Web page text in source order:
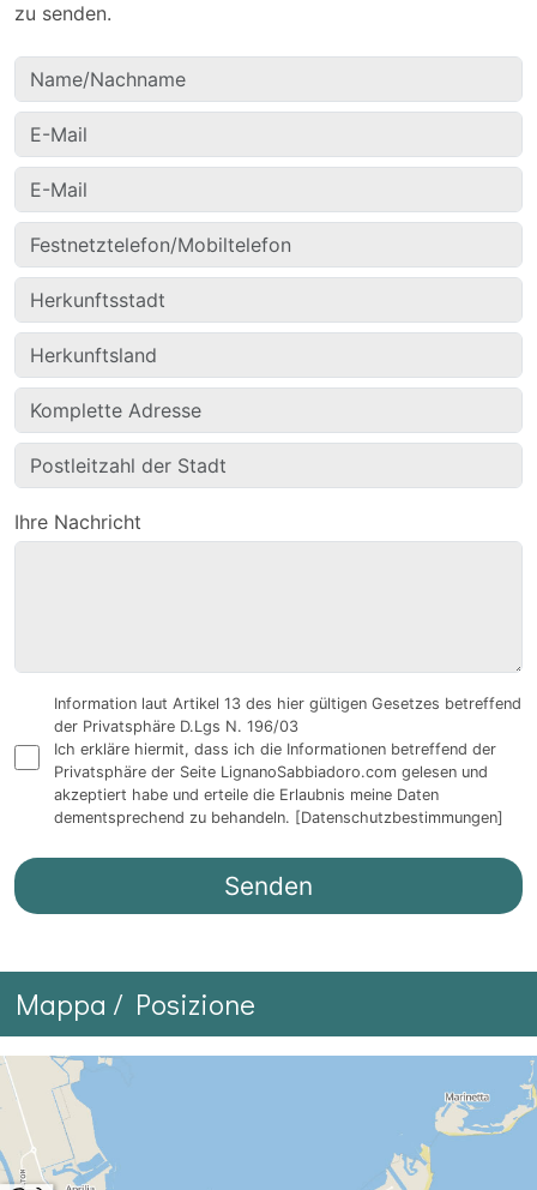
zu senden.
Ihre Nachricht
Information laut Artikel 13 des hier gültigen Gesetzes betreffend
der Privatsphäre D.Lgs N. 196/03
Ich erkläre hiermit, dass ich die Informationen betreffend der
Privatsphäre der Seite LignanoSabbiadoro.com gelesen und
akzeptiert habe und erteile die Erlaubnis meine Daten
dementsprechend zu behandeln. [Datenschutzbestimmungen]
Mappa / Posizione